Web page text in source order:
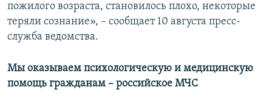
пожилого возраста, становилось плохо, некоторые
теряли сознание», – сообщает 10 августа пресс-
служба ведомства.
Мы оказываем психологическую и медицинскую
помощь гражданам –​ российское МЧС